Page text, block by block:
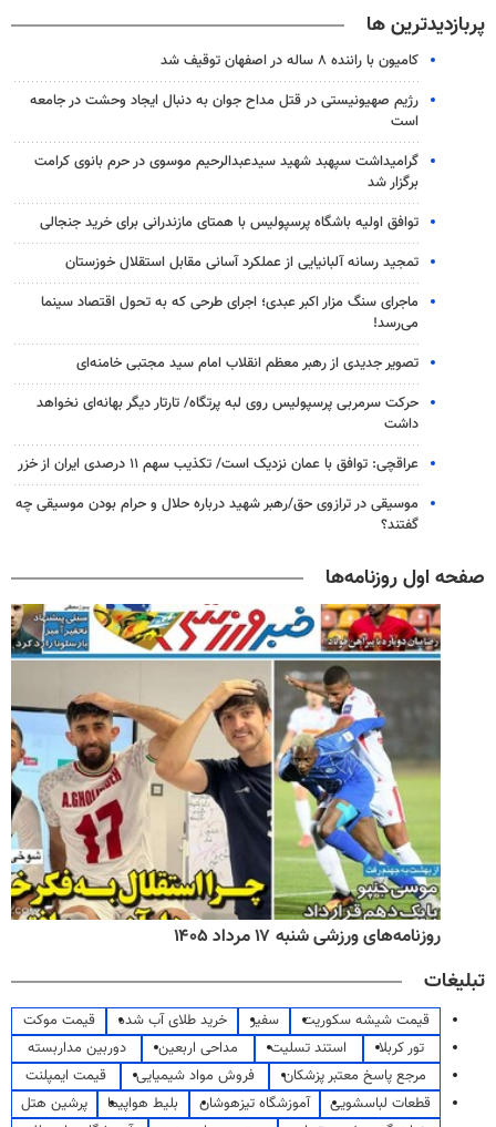
پربازدیدترین ها
کامیون با راننده ۸ ساله در اصفهان توقیف شد
رژیم صهیونیستی در قتل مداح جوان به دنبال ایجاد وحشت در جامعه
است
گرامیداشت سپهبد شهید سیدعبدالرحیم موسوی در حرم بانوی کرامت
برگزار شد
توافق اولیه باشگاه پرسپولیس با همتای مازندرانی برای خرید جنجالی
تمجید رسانه آلبانیایی از عملکرد آسانی مقابل استقلال خوزستان
ماجرای سنگ مزار اکبر عبدی؛ اجرای طرحی که به تحول اقتصاد سینما
می‌رسد!
تصویر جدیدی از رهبر معظم انقلاب امام سید مجتبی خامنه‌ای
حرکت سرمربی پرسپولیس روی لبه پرتگاه/ تارتار دیگر بهانه‌ای نخواهد
داشت
عراقچی: توافق با عمان نزدیک است/ تکذیب سهم ۱۱ درصدی ایران از خزر
موسیقی در ترازوی حق/رهبر شهید درباره حلال و حرام بودن موسیقی چه
گفتند؟
صفحه اول روزنامه‌ها
روزنامه‌های ورزشی شنبه ۱۷ مرداد ۱۴۰۵
تبلیغات
قیمت شیشه سکوریت سفیر خرید طلای آب شده
قیمت موکت
تور کربلا
استند تسلیت مداحی اربعین
دوربین مداربسته
مرجع پاسخ معتبر پزشکان
فروش مواد شیمیایی
قیمت ایمپلنت
قطعات لباسشویی
آموزشگاه تیزهوشان بلیط هواپیما
پرشین هتل